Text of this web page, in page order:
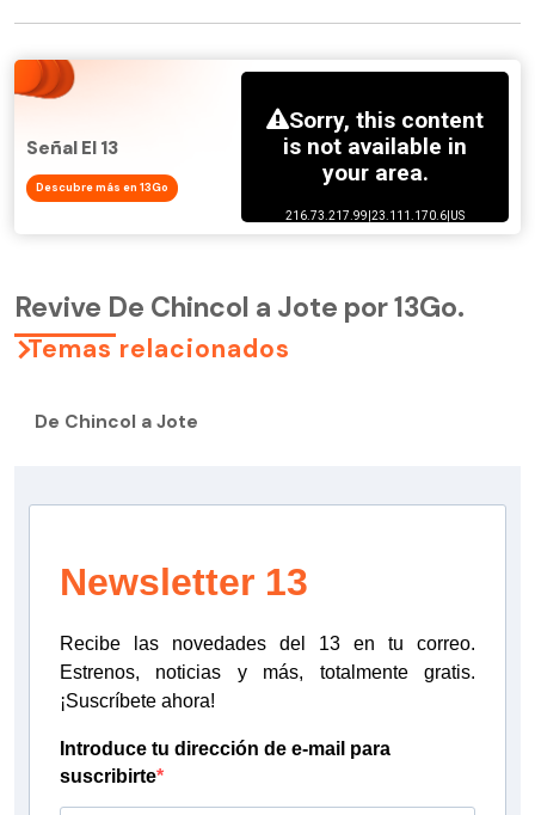
Señal El 13
Descubre más en 13Go
Revive De Chincol a Jote por 13Go.
Temas relacionados
De Chincol a Jote
Newsletter 13
Recibe las novedades del 13 en tu correo.
Estrenos, noticias y más, totalmente gratis.
¡Suscríbete ahora!
Introduce tu dirección de e-mail para
suscribirte